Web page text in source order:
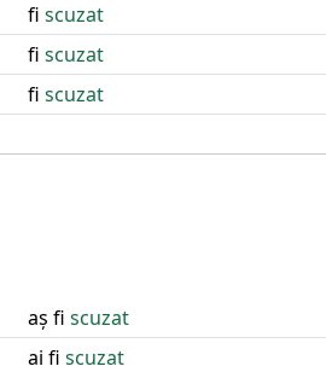
fi scuzat
fi scuzat
fi scuzat
aș fi scuzat
ai fi scuzat